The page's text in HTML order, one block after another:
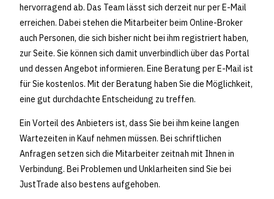
hervorragend ab. Das Team lässt sich derzeit nur per E-Mail
erreichen. Dabei stehen die Mitarbeiter beim Online-Broker
auch Personen, die sich bisher nicht bei ihm registriert haben,
zur Seite. Sie können sich damit unverbindlich über das Portal
und dessen Angebot informieren. Eine Beratung per E-Mail ist
für Sie kostenlos. Mit der Beratung haben Sie die Möglichkeit,
eine gut durchdachte Entscheidung zu treffen.
Ein Vorteil des Anbieters ist, dass Sie bei ihm keine langen
Wartezeiten in Kauf nehmen müssen. Bei schriftlichen
Anfragen setzen sich die Mitarbeiter zeitnah mit Ihnen in
Verbindung. Bei Problemen und Unklarheiten sind Sie bei
JustTrade also bestens aufgehoben.